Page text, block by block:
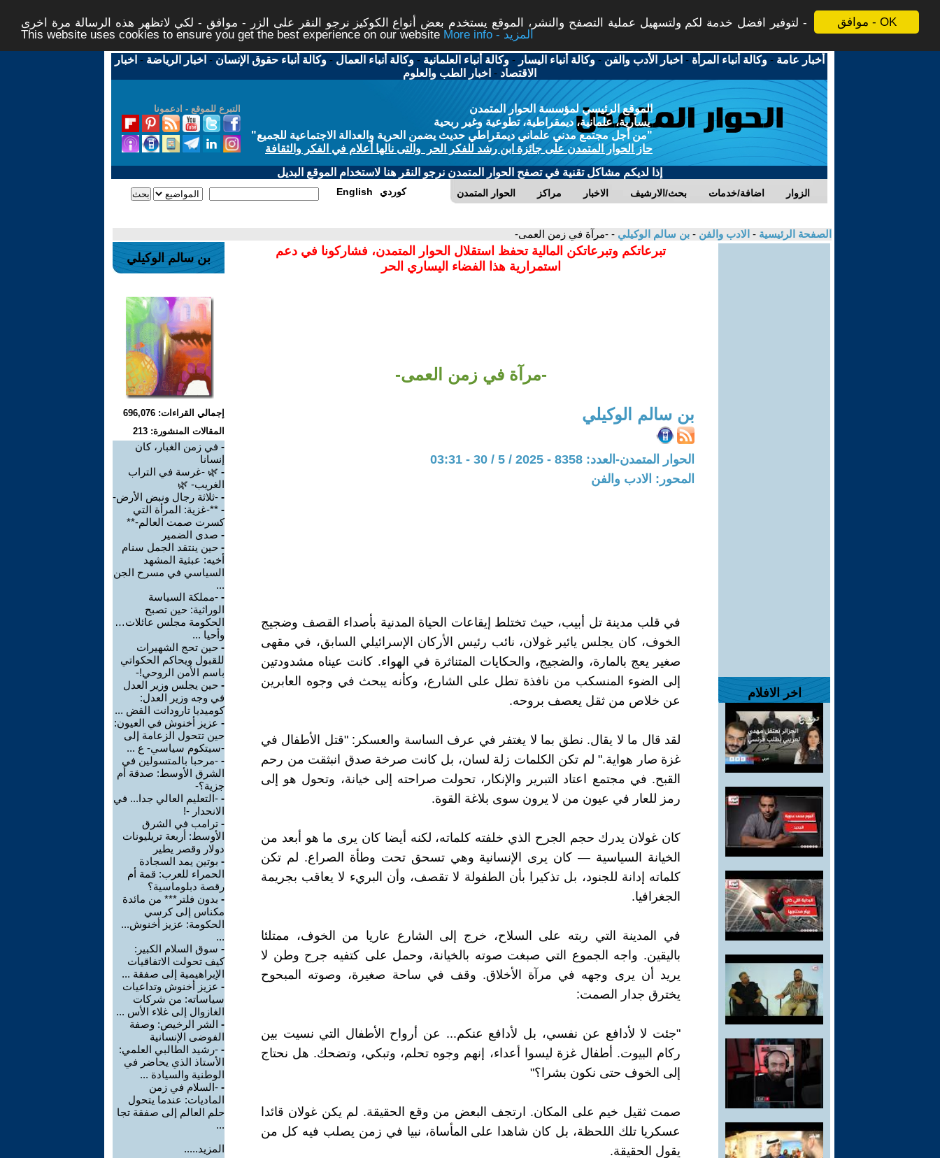
موافق - OK
لتوفير افضل خدمة لكم ولتسهيل عملية التصفح والنشر، الموقع يستخدم بعض أنواع الكوكيز نرجو النقر على الزر - موافق - لكي لاتظهر هذه الرسالة مرة اخرى -
This website uses cookies to ensure you get the best experience on our website
More info - المزيد
أخبار عامة -وكالة أنباء المرأة - اخبار الأدب والفن -وكالة أنباء اليسار -وكالة أنباء العلمانية -وكالة أنباء العمال -وكالة أنباء حقوق الإنسان - اخبار الرياضة - اخبار
الاقتصاد - اخبار الطب والعلوم
التبرع للموقع - ادعمونا
الموقع الرئيسي لمؤسسة الحوار المتمدن
يسارية، علمانية، ديمقراطية، تطوعية وغير ربحية
"من أجل مجتمع مدني علماني ديمقراطي حديث يضمن الحرية والعدالة الاجتماعية للجميع"
حاز الحوار المتمدن على جائزة ابن رشد للفكر الحر والتى نالها أعلام في الفكر والثقافة
إذا لديكم مشاكل تقنية في تصفح الحوار المتمدن نرجو النقر هنا لاستخدام الموقع البديل
الحوار المتمدن مراكز الاخبار بحث/الارشيف اضافة/خدمات الزوار English كوردي
الصفحة الرئيسية - الادب والفن - بن سالم الوكيلي - -مرآة في زمن العمى-
اخر الافلام
تبرعاتكم وتبرعاتكن المالية تحفظ استقلال الحوار المتمدن، فشاركونا في دعم
استمرارية هذا الفضاء اليساري الحر
-مرآة في زمن العمى-
بن سالم الوكيلي
الحوار المتمدن-العدد: 8358 - 2025 / 5 / 30 - 03:31
المحور: الادب والفن
في قلب مدينة تل أبيب، حيث تختلط إيقاعات الحياة المدنية بأصداء القصف وضجيج
الخوف، كان يجلس يائير غولان، نائب رئيس الأركان الإسرائيلي السابق، في مقهى
صغير يعج بالمارة، والضجيج، والحكايات المتناثرة في الهواء. كانت عيناه مشدودتين
إلى الضوء المنسكب من نافذة تطل على الشارع، وكأنه يبحث في وجوه العابرين
عن خلاص من ثقل يعصف بروحه.
لقد قال ما لا يقال. نطق بما لا يغتفر في عرف الساسة والعسكر: "قتل الأطفال في
غزة صار هواية." لم تكن الكلمات زلة لسان، بل كانت صرخة صدق انبثقت من رحم
القبح. في مجتمع اعتاد التبرير والإنكار، تحولت صراحته إلى خيانة، وتحول هو إلى
رمز للعار في عيون من لا يرون سوى بلاغة القوة.
كان غولان يدرك حجم الجرح الذي خلفته كلماته، لكنه أيضا كان يرى ما هو أبعد من
الخيانة السياسية — كان يرى الإنسانية وهي تسحق تحت وطأة الصراع. لم تكن
كلماته إدانة للجنود، بل تذكيرا بأن الطفولة لا تقصف، وأن البريء لا يعاقب بجريمة
الجغرافيا.
في المدينة التي ربته على السلاح، خرج إلى الشارع عاريا من الخوف، ممتلئا
باليقين. واجه الجموع التي صبغت صوته بالخيانة، وحمل على كتفيه جرح وطن لا
يريد أن يرى وجهه في مرآة الأخلاق. وقف في ساحة صغيرة، وصوته المبحوح
يخترق جدار الصمت:
"جئت لا لأدافع عن نفسي، بل لأدافع عنكم... عن أرواح الأطفال التي نسيت بين
ركام البيوت. أطفال غزة ليسوا أعداء، إنهم وجوه تحلم، وتبكي، وتضحك. هل نحتاج
إلى الخوف حتى نكون بشرا؟"
صمت ثقيل خيم على المكان. ارتجف البعض من وقع الحقيقة. لم يكن غولان قائدا
عسكريا تلك اللحظة، بل كان شاهدا على المأساة، نبيا في زمن يصلب فيه كل من
يقول الحقيقة.
بن سالم الوكيلي
إجمالي القراءات: 696,076
المقالات المنشورة: 213
- في زمن الغبار، كان
إنسانا
- 🌿 -غرسة في التراب
الغريب- 🌿
- -ثلاثة رجال ونبض الأرض-
- **-غزية: المرأة التي
كسرت صمت العالم-**
- صدى الضمير
- حين ينتقد الجمل سنام
أخيه: عبثية المشهد
السياسي في مسرح الجن
...
- -مملكة السياسة
الوراثية: حين تصبح
الحكومة مجلس عائلات…
وأحيا ...
- حين تحج الشهيرات
للقبول ويحاكم الحكواتي
باسم الأمن الروحي!-
- حين يجلس وزير العدل
في وجه وزير العدل:
كوميديا تارودانت القض ...
- عزيز أخنوش في العيون:
حين تتحول الزعامة إلى
-سيتكوم سياسي- ع ...
- -مرحبا بالمتسولين في
الشرق الأوسط: صدقة أم
جزية؟-
- -التعليم العالي جدا... في
الانحدار -!
- ترامب في الشرق
الأوسط: أربعة تريليونات
دولار وقصر يطير
- بوتين يمد السجادة
الحمراء للعرب: قمة أم
رقصة دبلوماسية؟
- بدون فلتر*** من مائدة
مكناس إلى كرسي
الحكومة: عزيز أخنوش...
...
- سوق السلام الكبير:
كيف تحولت الاتفاقيات
الإبراهيمية إلى صفقة ...
- عزيز أخنوش وتداعيات
سياساته: من شركات
الغازوال إلى غلاء الأس ...
- الشر الرخيص: وصفة
الفوضى الإنسانية
- -رشيد الطالبي العلمي:
الأستاذ الذي يحاضر في
الوطنية والسيادة ...
- -السلام في زمن
الماديات: عندما يتحول
حلم العالم إلى صفقة تجا
...
المزيد.....